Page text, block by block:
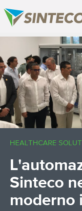
HEALTHCARE
Sinteco
moderno